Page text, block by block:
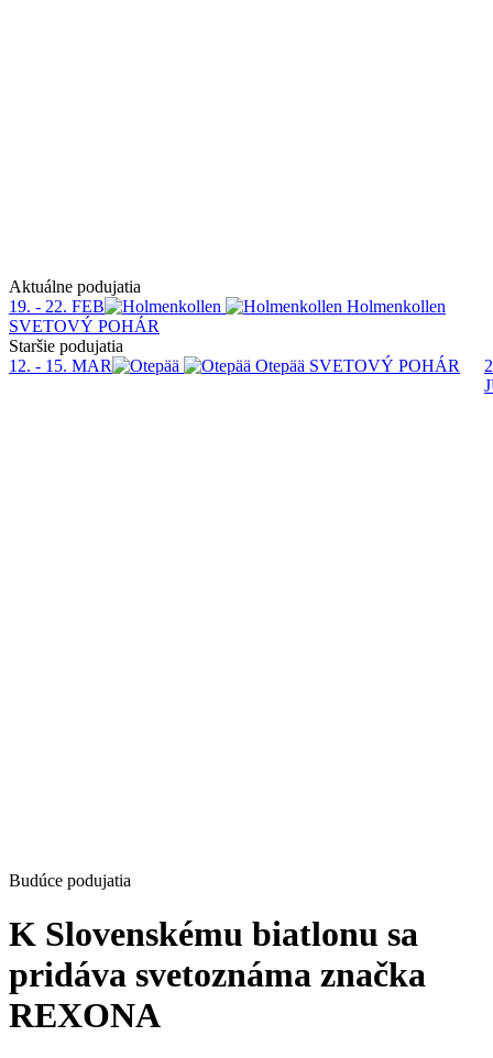
Aktuálne podujatia
19. - 22. FEB
Holmenkollen
SVETOVÝ POHÁR
Staršie podujatia
12. - 15. MAR
Otepää SVETOVÝ POHÁR
Budúce podujatia
K Slovenskému biatlonu sa
pridáva svetoznáma značka
REXONA